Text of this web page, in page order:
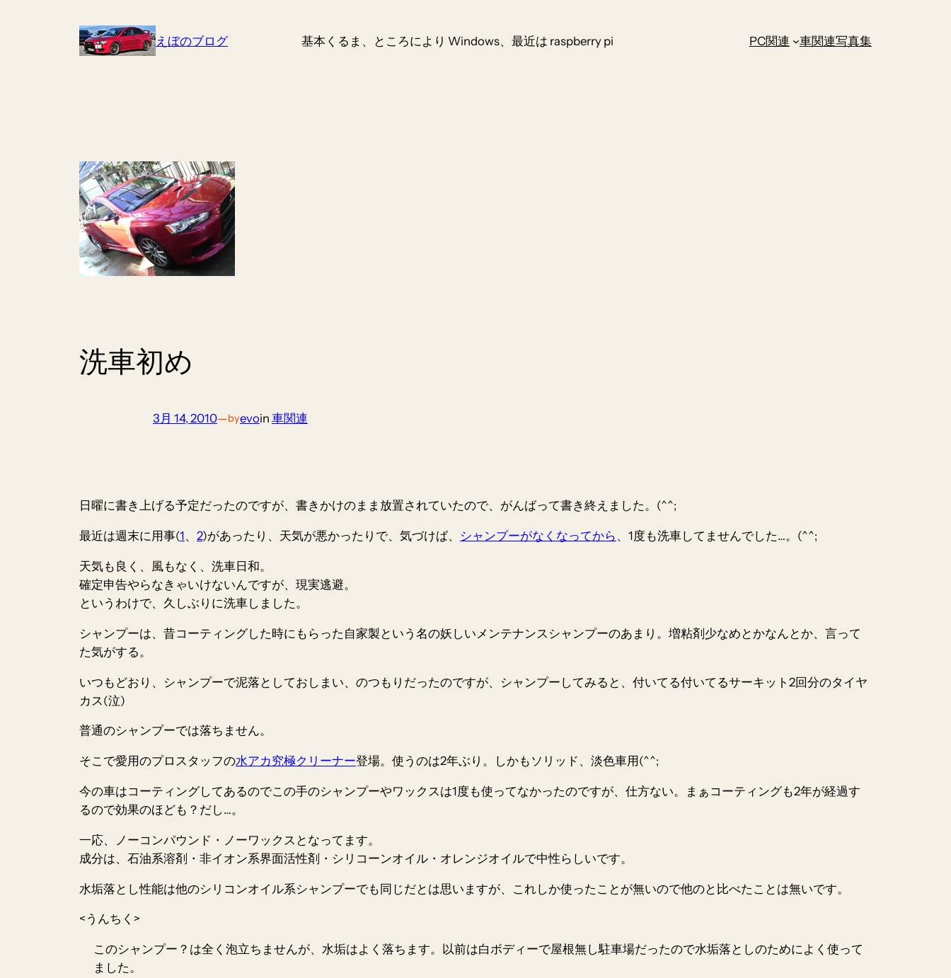
えぼのブログ 基本くるま、ところにより Windows、最近は raspberry pi PC関連 車関連写真集
洗車初め
3月 14, 2010—byevoin 車関連
日曜に書き上げる予定だったのですが、書きかけのまま放置されていたので、がんばって書き終えました。(^^;
最近は週末に用事(1、 2)があったり、天気が悪かったりで、気づけば、 シャンプーがなくなってから 、1度も洗車してませんでした…。(^^;
天気も良く、風もなく、 洗車日和。
確定申告やらなきゃいけないんですが、 現実逃避。
というわけで、久しぶりに洗車しました。
シャンプーは、昔コーティングした時にもらった自家製という名の妖しいメンテナンスシャンプーのあまり。増粘剤少なめとかなんとか、言って
た気がする。
いつもどおり、シャンプーで泥落としておしまい、のつもりだったのですが、シャンプーしてみると、付いてる付いてるサーキット2回分のタイヤ
カス (泣)
普通のシャンプーでは落ちません。
そこで愛用のプロスタッフの水アカ究極クリーナー登場。使うのは2年ぶり。しかもソリッド、淡色車用(^^;
今の車はコーティングしてあるのでこの手のシャンプーやワックスは1度も使ってなかったのですが、仕方ない。まぁコーティングも2年が経過す
るので効果のほども？だし…。
一応、 ノーコンパウンド・ノーワックス となってます。
成分は、石油系溶剤・非イオン系界面活性剤・ シリコーンオイル ・オレンジオイルで中性 らしいです。
水垢落とし性能は他のシリコンオイル系シャンプーでも同じだとは思いますが、これしか使ったことが無いので他のと比べたことは無いです。
<うんちく>
このシャンプー？は全く 泡立ちませんが、水垢はよく落ちます。以前は白ボディーで屋根無し駐車場だったので水垢落としのためによく使って
ました。